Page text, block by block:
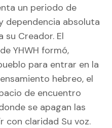
un periodo de
dependencia absoluta
su Creador. El
YHWH formó,
para entrar en la
hebreo, el
de encuentro
se apagan las
con claridad Su voz.